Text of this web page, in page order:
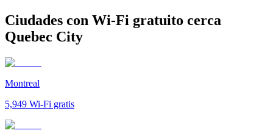
Ciudades con Wi-Fi gratuito cerca
Quebec City
Montreal
5,949 Wi-Fi gratis